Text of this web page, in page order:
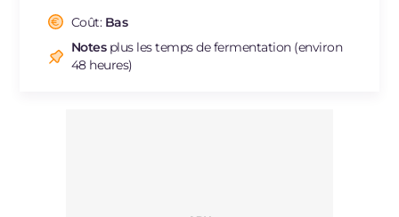
Coût: Bas
Notesplus les temps de fermentation (environ
48 heures)